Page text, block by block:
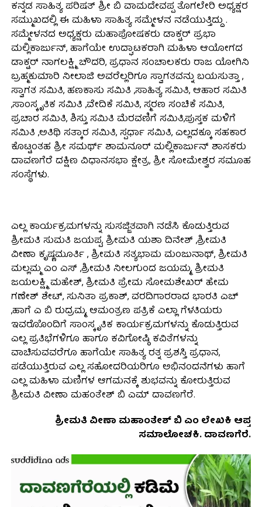
ಕನ್ನಡ ಸಾಹಿತ್ಯ ಪರಿಷತ್ ಶ್ರೀ ಬಿ ವಾಮದೇವಪ್ಪ ತೊಗಲೇರಿ ಅಧ್ಯಕ್ಷರ
ಸಮ್ಮುಖದಲ್ಲಿ ಈ ಮಹಿಳಾ ಸಾಹಿತ್ಯ ಸಮ್ಮೇಳನ ನಡೆಯುತ್ತಿದ್ದು .
ಸಮ್ಮೇಳನದ ಅಧ್ಯಕ್ಷರು ಮಹಾಪೋಷಕರು ಡಾಕ್ಟರ್ ಪ್ರಭಾ
ಮಲ್ಲಿಕಾರ್ಜುನ್, ಹಾಗೆಯೇ ಉದ್ಘಾಟಕರಾಗಿ ಮಹಿಳಾ ಆಯೋಗದ
ಡಾಕ್ಟರ್ ನಾಗಲಕ್ಷ್ಮಿ ಚೌದರಿ, ಪ್ರಧಾನ ಸಂಚಾಲಕರು ರಾಜ ಯೋಗಿನಿ
ಬ್ರಹ್ಮಕುಮಾರಿ ನೀಲಾಜಿ ಅವರೆಲ್ಲರಿಗೂ ಸ್ವಾಗತವನ್ನು ಬಯಸುತ್ತಾ ,
ಸ್ವಾಗತ ಸಮಿತಿ, ಹಣಕಾಸು ಸಮಿತಿ ,ಸಾಹಿತ್ಯ ಸಮಿತಿ, ಆಹಾರ ಸಮಿತಿ
,ಸಾಂಸ್ಕೃತಿಕ ಸಮಿತಿ ,ವೇದಿಕೆ ಸಮಿತಿ, ಸ್ಮರಣ ಸಂಚಿಕೆ ಸಮಿತಿ,
ಪ್ರಚಾರ ಸಮಿತಿ, ಶಿಸ್ತು ಸಮಿತಿ ಮೆರವಣಿಗೆ ಸಮಿತಿ,ಪುಸ್ತಕ ಮಳಿಗೆ
ಸಮಿತಿ ,ಅತಿಥಿ ಸತ್ಕಾರ ಸಮಿತಿ, ಸ್ಪರ್ಧಾ ಸಮಿತಿ, ಎಲ್ಲದಕ್ಕೂ ಸಹಕಾರ
ಕೊಟ್ಟಂತಹ ಶ್ರೀ ಸಮರ್ಥ್ ಶಾಮನೂರ್ ಮಲ್ಲಿಕಾರ್ಜುನ್ ಶಾಸಕರು
ದಾವಣಗೆರೆ ದಕ್ಷಿಣ ವಿಧಾನಸಭಾ ಕ್ಷೇತ್ರ, ಶ್ರೀ ಸೋಮೇಶ್ವರ ಸಮೂಹ
ಸಂಸ್ಥೆಗಳು.
ಎಲ್ಲ ಕಾರ್ಯಕ್ರಮಗಳನ್ನು ಸುಸಜ್ಜಿತವಾಗಿ ನಡೆಸಿ ಕೊಡುತ್ತಿರುವ
ಶ್ರೀಮತಿ ಸುಮತಿ ಜಯಪ್ಪ, ಶ್ರೀಮತಿ ಯಶಾ ದಿನೇಶ್ ,ಶ್ರೀಮತಿ
ವೀಣಾ ಕೃಷ್ಣಮೂರ್ತಿ , ಶ್ರೀಮತಿ ಸತ್ಯಭಾಮ ಮಂಜುನಾಥ್, ಶ್ರೀಮತಿ
ಮಲ್ಲಮ್ಮ ಎಂ ಎಸ್ ,ಶ್ರೀಮತಿ ನೀಲಗುಂದ ಜಯಮ್ಮ, ಶ್ರೀಮತಿ
ಜಯಲಕ್ಷ್ಮಿ ಮಹೇಶ್, ಶ್ರೀಮತಿ ಪ್ರೇಮ ಸೋಮಶೇಖರ್ ಹೇಮ
ಗಣೇಶ್ ಶೇಟ್, ಸುನಿತಾ ಪ್ರಕಾಶ್, ವರದಿಗಾರರಾದ ಭಾರತಿ ಎಚ್
,ಹಾಗೆ ಎ ಬಿ ರುದ್ರಮ್ಮ, ಆಮಂತ್ರಣ ಪತ್ರಿಕೆ ಎಲ್ಲಾ ಗೆಳತಿಯರು
ಇವರೊೊಂದಿಗೆ ಸಾಂಸ್ಕೃತಿಕ ಕಾರ್ಯಕ್ರಮಗಳನ್ನು ಕೊಡುತ್ತಿರುವ
ಎಲ್ಲ ಪ್ರತಿಭೆಗಳಿಗೂ ಹಾಗೂ ಕವಿಗೋಷ್ಠಿ ಕವಿತೆಗಳನ್ನು
ವಾಚಿಸುವವರೆಗೂ ಹಾಗೆಯೇ ಸಾಹಿತ್ಯ ರತ್ನ ಪ್ರಶಸ್ತಿ ಪ್ರಧಾನ,
ಪಡೆಯುತ್ತಿರುವ ಎಲ್ಲ ಸಹೋದರಿಯರಿಗೂ ಅಭಿನಂದನೆಗಳು ಹಾಗೆ
ಎಲ್ಲ ಮಹಿಳಾ ಮಣಿಗಳ ಆಗಮನಕ್ಕೆ ಶುಭವನ್ನು ಕೋರುತ್ತಿರುವ
ಶ್ರೀಮತಿ ವೀಣಾ ಮಹಂತೇಶ್ ಬಿ ಎಮ್ ದಾವಣಗೆರೆ.
ಶ್ರೀಮತಿ ವೀಣಾ ಮಹಾಂತೇಶ್ ಬಿ ಎಂ ಲೇಖಕಿ ಆಪ್ತ
ಸಮಾಲೋಚಕಿ. ದಾವಣಗೆರೆ.